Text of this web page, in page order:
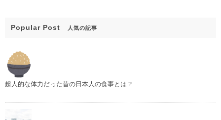
Popular Post 人気の記事
超人的な体力だった昔の日本人の食事とは？